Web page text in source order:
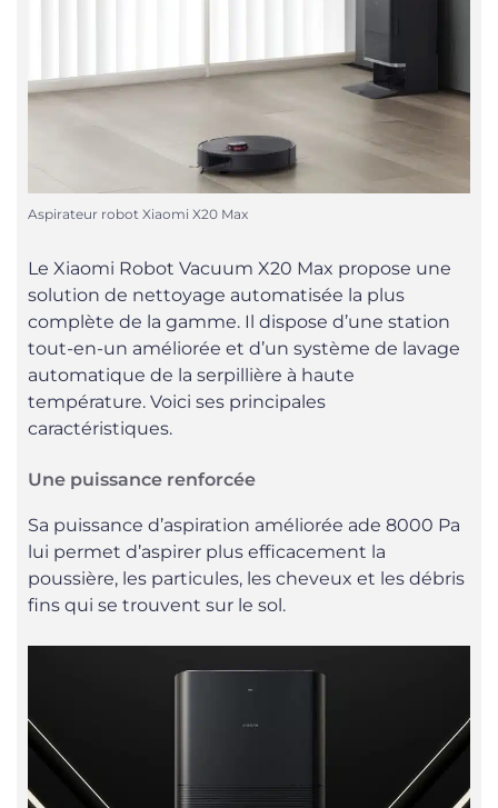
Aspirateur robot Xiaomi X20 Max
Le Xiaomi Robot Vacuum X20 Max propose une
solution de nettoyage automatisée la plus
complète de la gamme. Il dispose d’une station
tout-en-un améliorée et d’un système de lavage
automatique de la serpillière à haute
température. Voici ses principales
caractéristiques.
Une puissance renforcée
Sa puissance d’aspiration améliorée ade 8000 Pa
lui permet d’aspirer plus efficacement la
poussière, les particules, les cheveux et les débris
fins qui se trouvent sur le sol.